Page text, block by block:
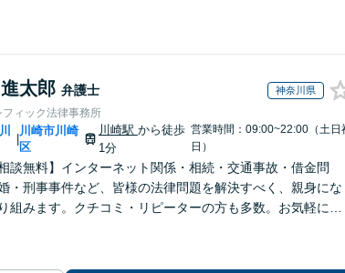
太郎 弁護士 神奈川県
フィック法律事務所
|
川崎市川崎
区
川崎駅 から徒歩
1分
営業時間：09:00~22:00（土日
日）
相談無料】インターネット関係・相続・交通事故・借金問
・刑事事件など、皆様の法律問題を解決すべく、親身にな
組みます。クチコミ・リピーターの方も多数。お気軽にお